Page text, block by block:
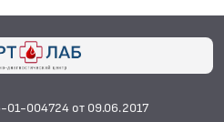
004724 от 09.06.2017